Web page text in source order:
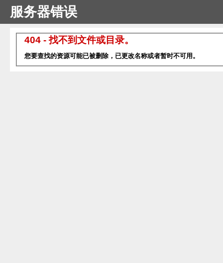
服务器错误
404 - 找不到文件或目录。
您要查找的资源可能已被删除，已更改名称或者暂时不可用。